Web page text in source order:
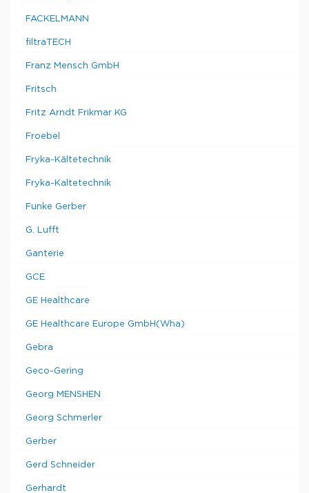
FACKELMANN
filtraTECH
Franz Mensch GmbH
Fritsch
Fritz Arndt Frikmar KG
Froebel
Fryka-Kältetechnik
Fryka-Kaltetechnik
Funke Gerber
G. Lufft
Ganterie
GCE
GE Healthcare
GE Healthcare Europe GmbH(Wha)
Gebra
Geco-Gering
Georg MENSHEN
Georg Schmerler
Gerber
Gerd Schneider
Gerhardt